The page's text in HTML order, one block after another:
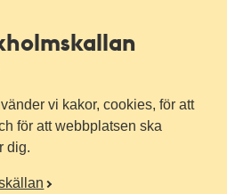
vi kakor, cookies, för att
för att webbplatsen ska
dig.